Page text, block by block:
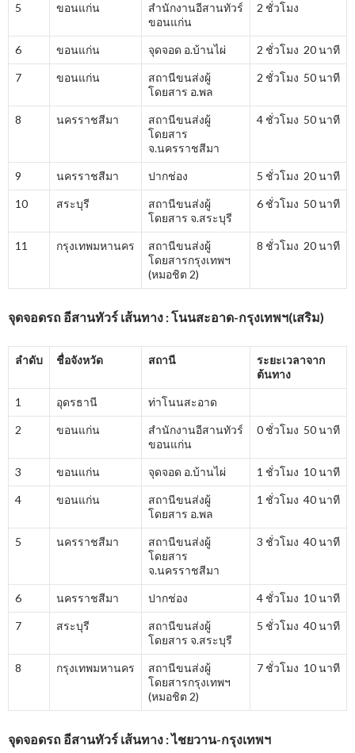
5 ขอนแก่น
สำนักงานอีสานทัวร์
ขอนแก่น
2 ชั่วโมง
6 ขอนแก่น จุดจอด อ.บ้านไผ่ 2 ชั่วโมง 20 นาที
7 ขอนแก่น
สถานีขนส่งผู้
โดยสาร อ.พล
2 ชั่วโมง 50 นาที
8 นครราชสีมา
สถานีขนส่งผู้
โดยสาร
จ.นครราชสีมา
4 ชั่วโมง 50 นาที
9 นครราชสีมา ปากช่อง 5 ชั่วโมง 20 นาที
10 สระบุรี
สถานีขนส่งผู้
โดยสาร จ.สระบุรี
6 ชั่วโมง 50 นาที
11 กรุงเทพมหานคร
สถานีขนส่งผู้
โดยสารกรุงเทพฯ
(หมอชิต 2)
8 ชั่วโมง 20 นาที
จุดจอดรถ อีสานทัวร์ เส้นทาง : โนนสะอาด-กรุงเทพฯ(เสริม)
ลำดับ ชื่อจังหวัด สถานี
ระยะเวลาจาก
ต้นทาง
1 อุดรธานี ท่าโนนสะอาด
2 ขอนแก่น
สำนักงานอีสานทัวร์
ขอนแก่น
0 ชั่วโมง 50 นาที
3 ขอนแก่น จุดจอด อ.บ้านไผ่ 1 ชั่วโมง 10 นาที
4 ขอนแก่น
สถานีขนส่งผู้
โดยสาร อ.พล
1 ชั่วโมง 40 นาที
5 นครราชสีมา
สถานีขนส่งผู้
โดยสาร
จ.นครราชสีมา
3 ชั่วโมง 40 นาที
6 นครราชสีมา ปากช่อง 4 ชั่วโมง 10 นาที
7 สระบุรี
สถานีขนส่งผู้
โดยสาร จ.สระบุรี
5 ชั่วโมง 40 นาที
8 กรุงเทพมหานคร
สถานีขนส่งผู้
โดยสารกรุงเทพฯ
(หมอชิต 2)
7 ชั่วโมง 10 นาที
จุดจอดรถ อีสานทัวร์ เส้นทาง : ไชยวาน-กรุงเทพฯ